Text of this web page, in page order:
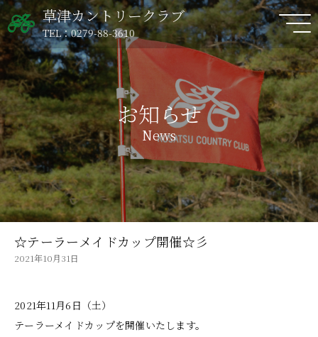
草津カントリークラブ
TEL：0279-88-3610
お知らせ
News
☆テーラーメイドカップ開催☆彡
2021年10月31日
2021年11月6日（土）
テーラーメイドカップを開催いたします。